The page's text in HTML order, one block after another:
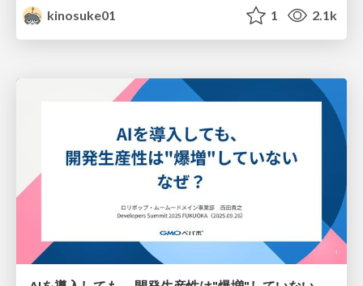
kinosuke01
1 2.1k